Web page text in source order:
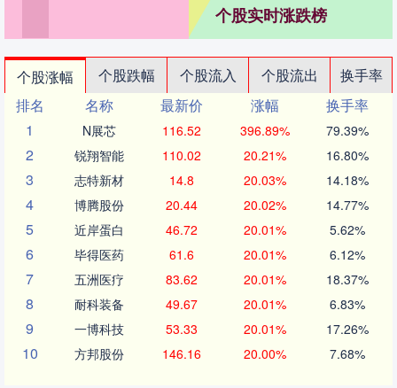
个股实时涨跌榜
个股涨幅 个股跌幅 个股流入 个股流出
换手率
排名
名称 最新价 涨幅
换手率
1
N展芯 116.52 396.89% 79.39%
2 锐翔智能 110.02 20.21% 16.80%
3 志特新材 14.8 20.03% 14.18%
4 博腾股份 20.44 20.02% 14.77%
5 近岸蛋白 46.72 20.01% 5.62%
6 毕得医药 61.6 20.01% 6.12%
7 五洲医疗 83.62 20.01% 18.37%
8 耐科装备 49.67 20.01% 6.83%
9 一博科技 53.33 20.01% 17.26%
10 方邦股份 146.16 20.00% 7.68%